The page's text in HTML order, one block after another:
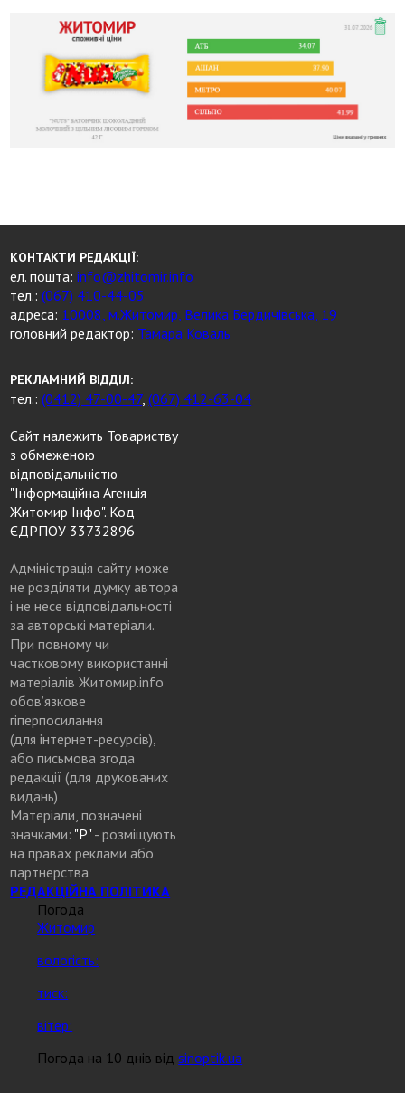
КОНТАКТИ РЕДАКЦІЇ:
ел. пошта:info@zhitomir.info
тел.:(067) 410-44-05
адреса: 10008, м.Житомир, Велика Бердичівська, 19
головний редактор: Тамара Коваль
РЕКЛАМНИЙ ВІДДІЛ:
тел.:(0412) 47-00-47,(067) 412-63-04
Сайт належить Товариству
з обмеженою
відповідальністю
"Інформаційна Агенція
Житомир Інфо". Код
ЄДРПОУ 33732896
Адміністрація сайту може
не розділяти думку автора
і не несе відповідальності
за авторські матеріали.
При повному чи
частковому використанні
матеріалів Житомир.info
обов’язкове
гіперпосилання
(для інтернет-ресурсів),
або письмова згода
редакції (для друкованих
видань)
Матеріали, позначені
значками: "Р"- розміщують
на правах реклами або
партнерства
РЕДАКЦІЙНА ПОЛІТИКА
Погода
Житомир
вологість:
тиск:
вітер:
Погода на 10 днів відsinoptik.ua